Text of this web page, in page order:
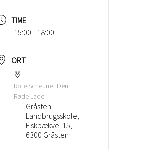
TIME
15:00 - 18:00
ORT
Rote Scheune „Den
Røde Lade“
Gråsten
Landbrugsskole,
Fiskbækvej 15,
6300 Gråsten